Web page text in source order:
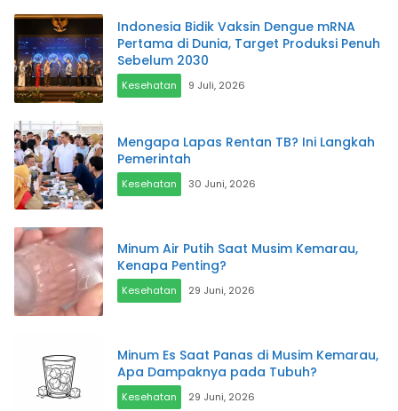
Indonesia Bidik Vaksin Dengue mRNA
Pertama di Dunia, Target Produksi Penuh
Sebelum 2030
Kesehatan 9 Juli, 2026
Mengapa Lapas Rentan TB? Ini Langkah
Pemerintah
Kesehatan 30 Juni, 2026
Minum Air Putih Saat Musim Kemarau,
Kenapa Penting?
Kesehatan 29 Juni, 2026
Minum Es Saat Panas di Musim Kemarau,
Apa Dampaknya pada Tubuh?
Kesehatan 29 Juni, 2026